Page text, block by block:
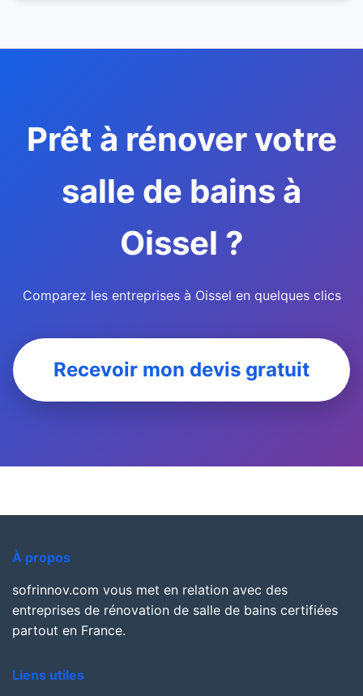
Prêt à rénover votre
salle de bains à
Oissel ?
Comparez les entreprises à Oissel en quelques clics
Recevoir mon devis gratuit
À propos
sofrinnov.com vous met en relation avec des
entreprises de rénovation de salle de bains certifiées
partout en France.
Liens utiles